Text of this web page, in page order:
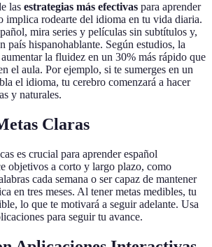
las estrategias más efectivas para aprender
implica rodearte del idioma en tu vida diaria.
mira series y películas sin subtítulos y,
país hispanohablante. Según estudios, la
la fluidez en un 30% más rápido que
el aula. Por ejemplo, si te sumerges en un
el idioma, tu cerebro comenzará a hacer
y naturales.
Claras
es crucial para aprender español
objetivos a corto y largo plazo, como
cada semana o ser capaz de mantener
en tres meses. Al tener metas medibles, tu
lo que te motivará a seguir adelante. Usa
para seguir tu avance.